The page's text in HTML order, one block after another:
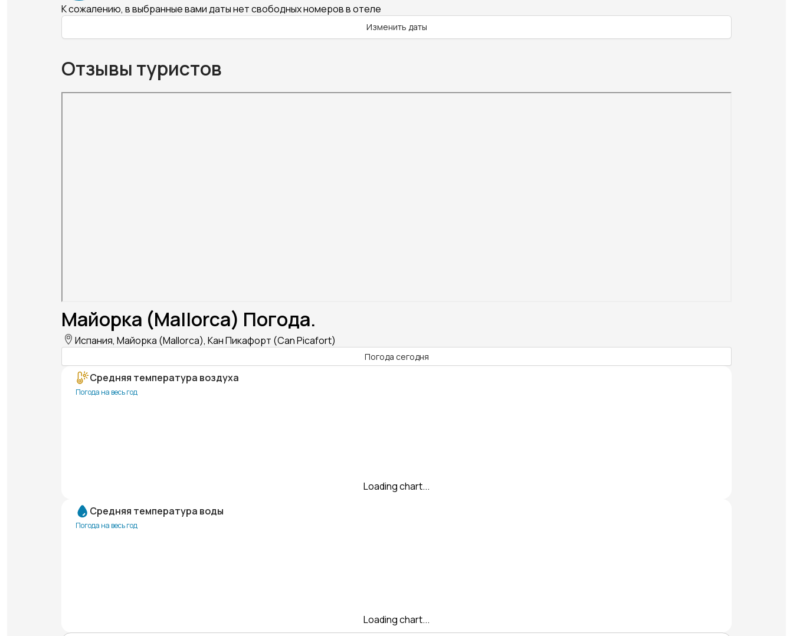
К сожалению, в выбранные вами даты нет свободных номеров в отеле
Изменить даты
Отзывы туристов
Майорка (Mallorca) Погода.
Испания, Майорка (Mallorca), Кан Пикафорт (Can Picafort)
Погода сегодня
Средняя температура воздуха
Погода на весь год
Loading chart...
Средняя температура воды
Погода на весь год
Loading chart...